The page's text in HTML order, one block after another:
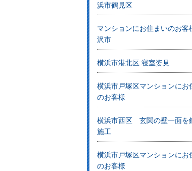
浜市鶴見区
マンションにお住まいのお
沢市
横浜市港北区 寝室姿見
横浜市戸塚区マンションにお
のお客様
横浜市西区 玄関の壁一面を
施工
横浜市戸塚区マンションにお
のお客様